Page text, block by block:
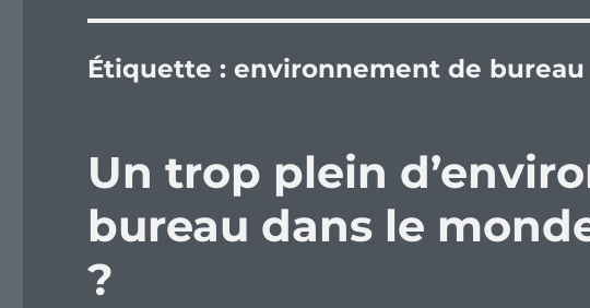
Étiquette :environnement de bureau
Un trop plein
bureau dans le
?